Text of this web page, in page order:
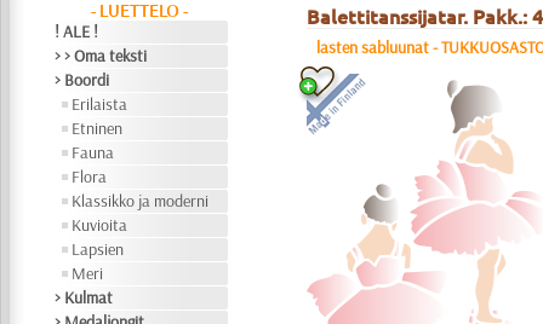
- LUETTELO -
! ALE !
> > Oma teksti
> Boordi
Erilaista
Etninen
Fauna
Flora
Klassikko ja moderni
Kuvioita
Lapsien
Meri
> Kulmat
Balettitanssijatar. Pakk.:
lasten sabluunat -